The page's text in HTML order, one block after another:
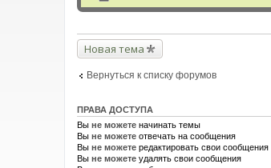
Новая тема
Вернуться к списку форумов
ПРАВА ДОСТУПА
Вы не можете начинать темы
Вы не можете отвечать на сообщения
Вы не можете редактировать свои сообщения
Вы не можете удалять свои сообщения